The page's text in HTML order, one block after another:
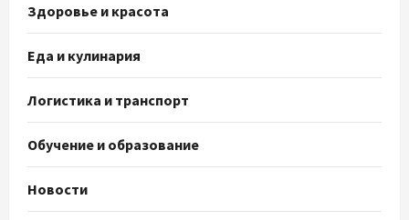
Здоровье и красота
Еда и кулинария
Логистика и транспорт
Обучение и образование
Новости